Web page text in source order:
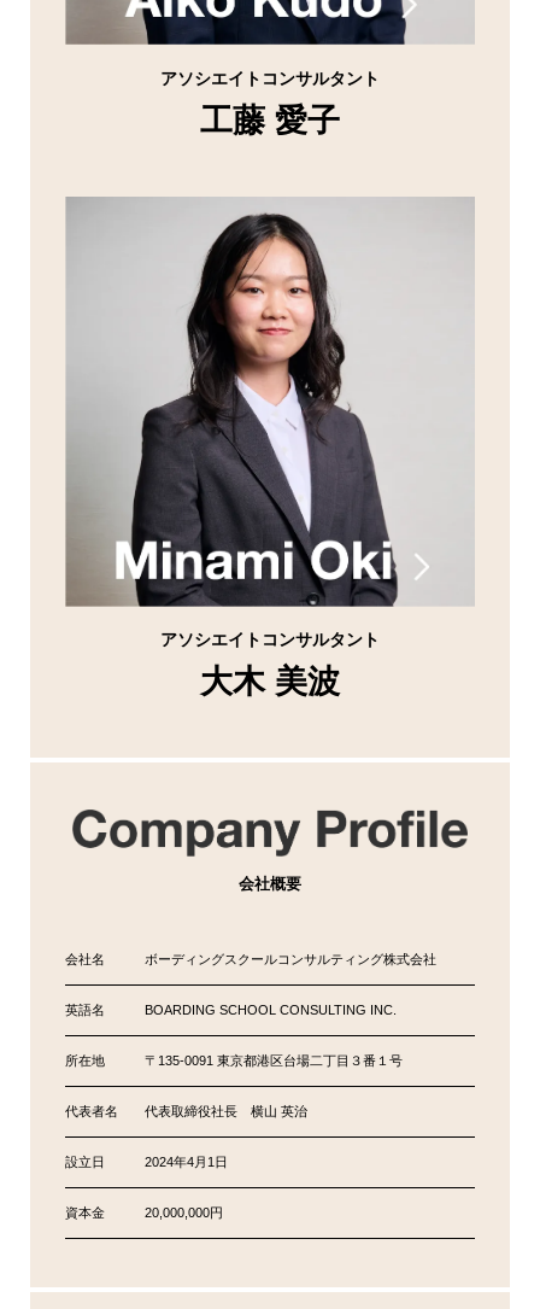
アソシエイトコンサルタント
工藤 愛子
アソシエイトコンサルタント
大木 美波
会社概要
会社名 ボーディングスクールコンサルティング株式会社
英語名 BOARDING SCHOOL CONSULTING INC.
所在地 〒135-0091 東京都港区台場二丁目３番１号
代表者名 代表取締役社長 横山 英治
設立日 2024年4月1日
資本金 20,000,000円